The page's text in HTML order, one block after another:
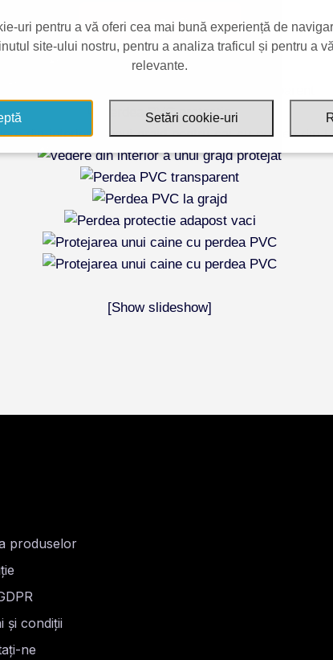
Calculează Prețul
[Show slideshow]
produselor
și condiții
ne
uri pentru a vă oferi cea mai bună experiență de
site-ului nostru, pentru a analiza traficul și pentru a
relevante.
Setări cookie-uri